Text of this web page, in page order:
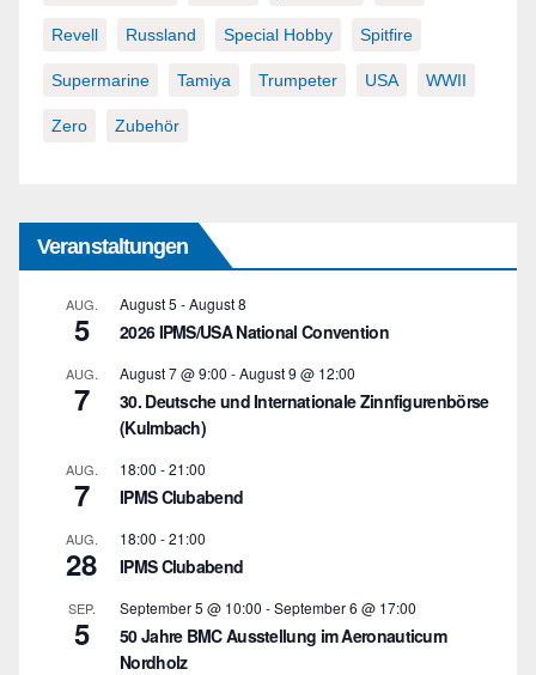
Revell Russland Special Hobby Spitfire
Supermarine Tamiya Trumpeter USA WWII
Zero Zubehör
Veranstaltungen
AUG.
5
August 5 -August 8
2026 IPMS/USA National Convention
AUG.
7
August 7 @ 9:00 -August 9 @ 12:00
30. Deutsche und Internationale Zinnfigurenbörse
(Kulmbach)
AUG.
7
18:00 -21:00
IPMS Clubabend
AUG.
28
18:00 -21:00
IPMS Clubabend
SEP.
5
September 5 @ 10:00 -September 6 @ 17:00
50 Jahre BMC Ausstellung im Aeronauticum
Nordholz